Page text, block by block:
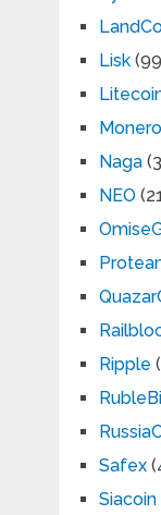
Lisk
Monero
Naga
NEO
Ripple
Safex
Siacoin